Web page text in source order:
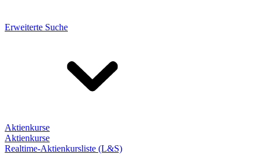
Erweiterte Suche
Aktienkurse
Aktienkurse
Realtime-Aktienkursliste (L&S)